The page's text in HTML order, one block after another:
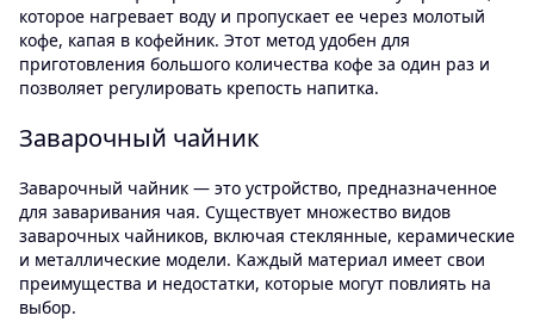
которое нагревает воду и пропускает ее через молотый
кофе, капая в кофейник. Этот метод удобен для
приготовления большого количества кофе за один раз и
позволяет регулировать крепость напитка.
Заварочный чайник
Заварочный чайник — это устройство, предназначенное
для заваривания чая. Существует множество видов
заварочных чайников, включая стеклянные, керамические
и металлические модели. Каждый материал имеет свои
преимущества и недостатки, которые могут повлиять на
выбор.